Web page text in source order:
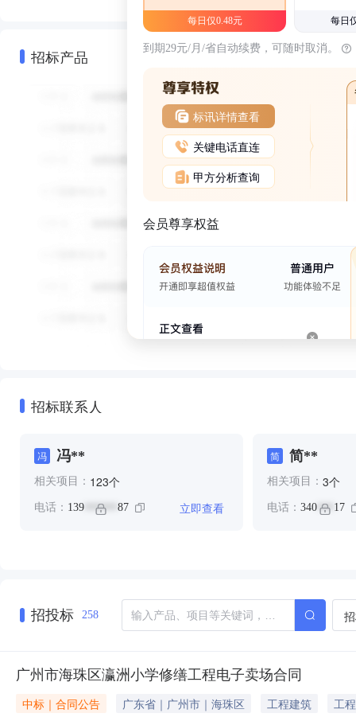
招标产品
每日仅0.48元 每日
到期29元/月/省自动续费，可随时取消。
标讯详情查看
关键电话直连
甲方分析查询
会员尊享权益
招标联系人
冯 冯**
相关项目： 123个
电话： 139 ****** 87 立即查看
简 简**
相关项目： 3个
电话： 340*** 17
招投标 258
广州市海珠区瀛洲小学修缮工程电子卖场合同
中标｜合同公告 广东省｜广州市｜海珠区 工程建筑
工程